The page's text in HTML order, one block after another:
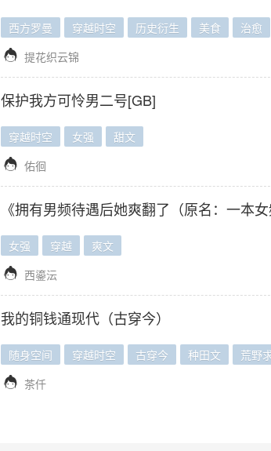
西方罗曼 穿越时空 历史衍生 美食 治愈
 提花织云锦
保护我方可怜男二号[GB]
穿越时空 女强 甜文
 佑徊
《拥有男频待遇后她爽翻了（原名：一本女
女强 穿越 爽文
 西鎏沄
我的铜钱通现代（古穿今）
随身空间 穿越时空 古穿今 种田文 荒野
 茶仟